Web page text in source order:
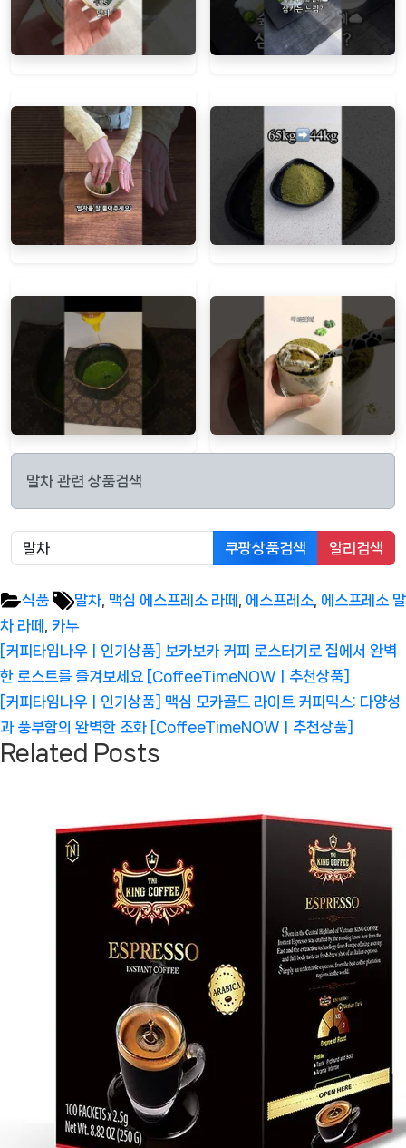
말차 관련 상품검색
쿠팡상품검색 알리검색
식품 Tags:
말차 맥심 에스프레소 라떼 에스프레소 에스프레소 말
차 라떼
카누
글
탐
색
Previous
Post:
[커피타임나우ㅣ인기상품] 보카보카 커피 로스터기로 집에서 완벽
한 로스트를 즐겨보세요 [CoffeeTimeNOWㅣ추천상품]
Next
Post:
[커피타임나우ㅣ인기상품] 맥심 모카골드 라이트 커피믹스: 다양성
과 풍부함의 완벽한 조화 [CoffeeTimeNOWㅣ추천상품]
Related Posts